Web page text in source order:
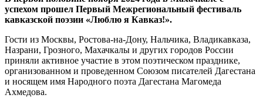
успехом прошел Первый Межрегиональный фестиваль
кавказской поэзии «Люблю я Кавказ!».
Гости из Москвы, Ростова-на-Дону, Нальчика, Владикавказа,
Назрани, Грозного, Махачкалы и других городов России
приняли активное участие в этом поэтическом празднике,
организованном и проведенном Союзом писателей Дагестана
и носящем имя Народного поэта Дагестана Магомеда
Ахмедова.